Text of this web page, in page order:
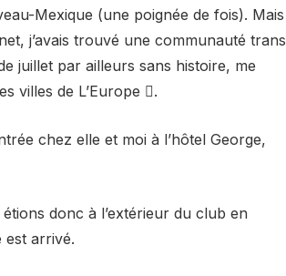
Mexique (une poignée de fois). Mais
j’avais trouvé une communauté trans
juillet par ailleurs sans histoire, me
villes de L’Europe .
chez elle et moi à l’hôtel George,
donc à l’extérieur du club en
est arrivé.